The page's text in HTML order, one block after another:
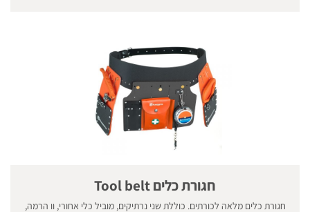
חגורת כלים Tool belt
חגורת כלים מלאה לכורתים. כוללת שני נרתיקים, מוביל כלי אחורי, וו הרמה,